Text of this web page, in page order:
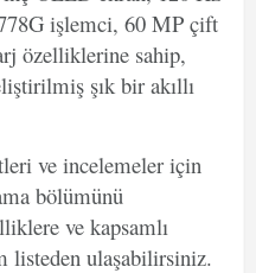
işlemci, 60 MP çift
özelliklerine sahip,
şık bir akıllı
ve incelemeler için
bölümünü
ve kapsamlı
listeden ulaşabilirsiniz.